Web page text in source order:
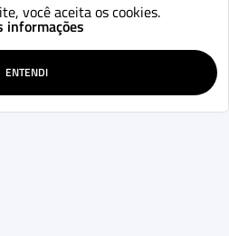
2013 151.428km Mecânico
Curitiba - PR
34.900
WHATSAPP
você aceita os cookies.
informações
ENTENDI